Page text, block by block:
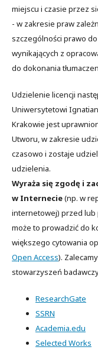
miejscu i czasie przez
- w zakresie praw
szczególności prawo
wynikających z
do dokonania
Udzielenie licencji
Uniwersytetowi
Krakowie jest
Utworu, w zakresie
czasowo i zostaje
udzielenia.
Wyraża się zgodę i
w Internecie(np. w
internetowej) przed lub
może to prowadzić do
większego cytowania
Open Access).
stowarzyszeń
ResearchGate
SSRN
Academia.edu
Selected Works